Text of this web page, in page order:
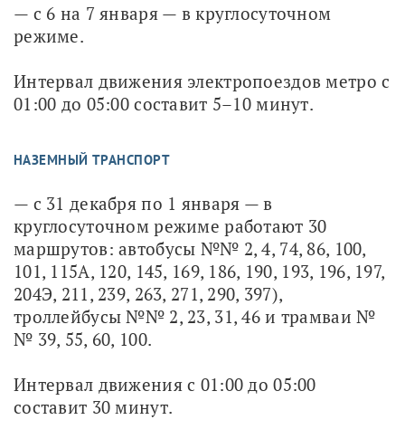
— с 6 на 7 января — в круглосуточном
режиме.
Интервал движения электропоездов метро с
01:00 до 05:00 составит 5–10 минут.
НАЗЕМНЫЙ ТРАНСПОРТ
— с 31 декабря по 1 января — в
круглосуточном режиме работают 30
маршрутов: автобусы №№ 2, 4, 74, 86, 100,
101, 115А, 120, 145, 169, 186, 190, 193, 196, 197,
204Э, 211, 239, 263, 271, 290, 397),
троллейбусы №№ 2, 23, 31, 46 и трамваи №
№ 39, 55, 60, 100.
Интервал движения с 01:00 до 05:00
составит 30 минут.